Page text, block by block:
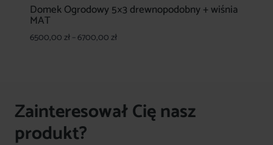
Domek Ogrodowy 5×3 drewnopodobny + wiśnia
MAT
6500,00zł–6700,00złZakres
6700,00 zł
Zainteresował Cię nasz
produkt?